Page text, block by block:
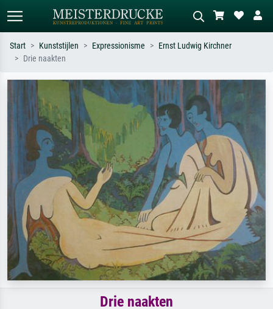
Zoek op kunstenaar, titel of stijl – bijv.
Monet, Sterrennacht, impressionisme,
Hokusai-golf, naakt.
Beschrijf de scène – bijv. groene
weide, abstract met veel rood, donker
olieverfschilderij, staand naakt naast
een boom.
Start Kunststijlen Expressionisme
Ernst Ludwig Kirchner
Drie naakten
Drie naakten